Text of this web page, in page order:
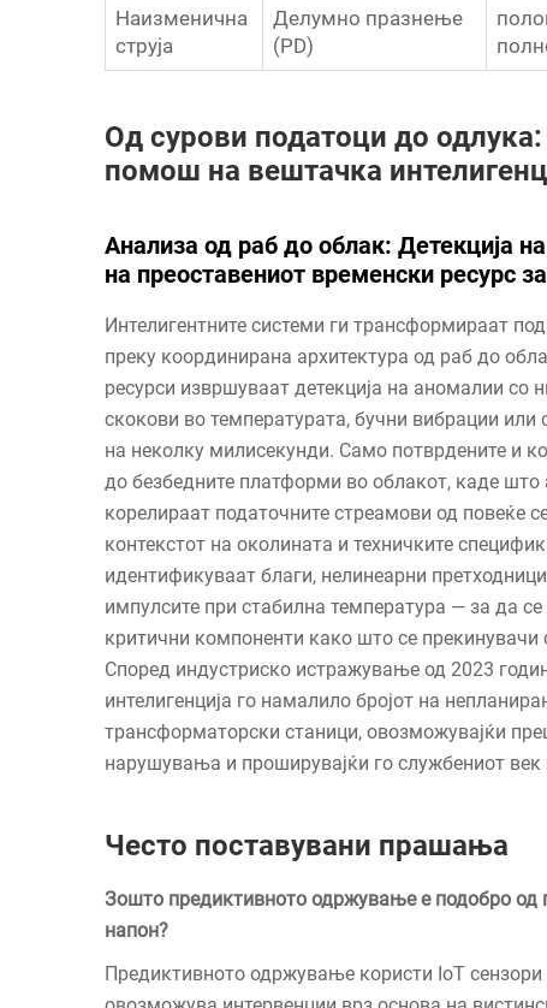
Наизменична
струја
Делумно празнење
(PD)
Од сурови податоци до
помош на вештачка
Анализа од раб до облак: Детекција
на преоставениот временски ресурс
Интелигентните системи ги трансформираат
преку координирана архитектура од раб до
ресурси извршуваат детекција на аномалии со
скокови во температурата, бучни вибрации
на неколку милисекунди. Само потврдените и
до безбедните платформи во облакот, каде
корелираат податочните стреамови од повеќе
контекстот на околината и техничките
идентификуваат благи, нелинеарни
импулсите при стабилна температура — за да
критични компоненти како што се
Според индустриско истражување од 2023
интелигенција го намалило бројот на
трансформаторски станици, овозможувајќи
нарушувања и проширувајќи го службениот век
Често поставувани прашања
Зошто предиктивното одржување е подобро од
напон?
Предиктивното одржување користи IoT